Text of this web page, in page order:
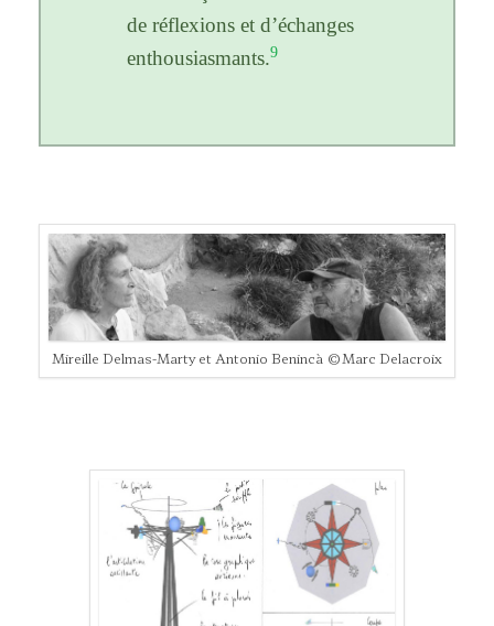
de réflexions et d’échanges
enthousiasmants.9
Mireille Delmas-Marty et Antonio Benincà ©Marc Delacroix